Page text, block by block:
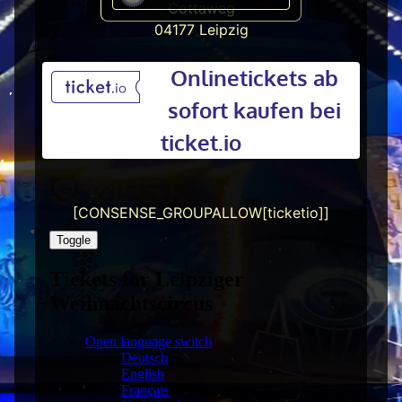
Cottaweg
04177 Leipzig
Onlinetickets ab
sofort kaufen bei
ticket.io
[CONSENSE_GROUPALLOW[ticketio]]